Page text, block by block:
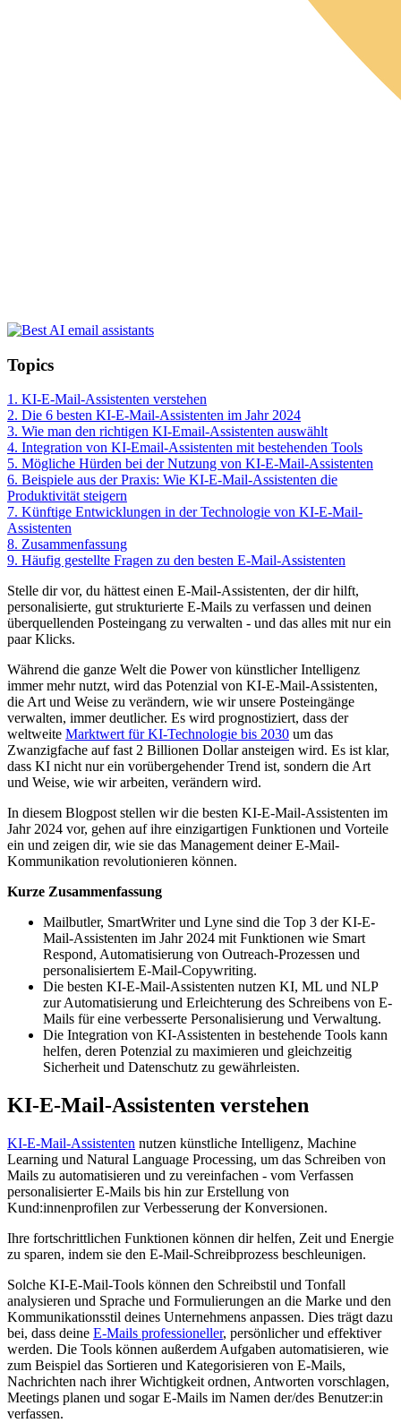
Topics
1. KI-E-Mail-Assistenten verstehen
2. Die 6 besten KI-E-Mail-Assistenten im Jahr 2024
3. Wie man den richtigen KI-Email-Assistenten auswählt
4. Integration von KI-Email-Assistenten mit bestehenden Tools
5. Mögliche Hürden bei der Nutzung von KI-E-Mail-Assistenten
6. Beispiele aus der Praxis: Wie KI-E-Mail-Assistenten die
Produktivität steigern
7. Künftige Entwicklungen in der Technologie von KI-E-Mail-
Assistenten
8. Zusammenfassung
9. Häufig gestellte Fragen zu den besten E-Mail-Assistenten
Stelle dir vor, du hättest einen E-Mail-Assistenten, der dir hilft,
personalisierte, gut strukturierte E-Mails zu verfassen und deinen
überquellenden Posteingang zu verwalten - und das alles mit nur ein
paar Klicks.
Während die ganze Welt die Power von künstlicher Intelligenz
immer mehr nutzt, wird das Potenzial von KI-E-Mail-Assistenten,
die Art und Weise zu verändern, wie wir unsere Posteingänge
verwalten, immer deutlicher. Es wird prognostiziert, dass der
weltweite Marktwert für KI-Technologie bis 2030 um das
Zwanzigfache auf fast 2 Billionen Dollar ansteigen wird. Es ist klar,
dass KI nicht nur ein vorübergehender Trend ist, sondern die Art
und Weise, wie wir arbeiten, verändern wird.
In diesem Blogpost stellen wir die besten KI-E-Mail-Assistenten im
Jahr 2024 vor, gehen auf ihre einzigartigen Funktionen und Vorteile
ein und zeigen dir, wie sie das Management deiner E-Mail-
Kommunikation revolutionieren können.
Kurze Zusammenfassung
Mailbutler, SmartWriter und Lyne sind die Top 3 der KI-E-
Mail-Assistenten im Jahr 2024 mit Funktionen wie Smart
Respond, Automatisierung von Outreach-Prozessen und
personalisiertem E-Mail-Copywriting.
Die besten KI-E-Mail-Assistenten nutzen KI, ML und NLP
zur Automatisierung und Erleichterung des Schreibens von E-
Mails für eine verbesserte Personalisierung und Verwaltung.
Die Integration von KI-Assistenten in bestehende Tools kann
helfen, deren Potenzial zu maximieren und gleichzeitig
Sicherheit und Datenschutz zu gewährleisten.
KI-E-Mail-Assistenten verstehen
KI-E-Mail-Assistenten nutzen künstliche Intelligenz, Machine
Learning und Natural Language Processing, um das Schreiben von
Mails zu automatisieren und zu vereinfachen - vom Verfassen
personalisierter E-Mails bis hin zur Erstellung von
Kund:innenprofilen zur Verbesserung der Konversionen.
Ihre fortschrittlichen Funktionen können dir helfen, Zeit und Energie
zu sparen, indem sie den E-Mail-Schreibprozess beschleunigen.
Solche KI-E-Mail-Tools können den Schreibstil und Tonfall
analysieren und Sprache und Formulierungen an die Marke und den
Kommunikationsstil deines Unternehmens anpassen. Dies trägt dazu
bei, dass deine E-Mails professioneller, persönlicher und effektiver
werden. Die Tools können außerdem Aufgaben automatisieren, wie
zum Beispiel das Sortieren und Kategorisieren von E-Mails,
Nachrichten nach ihrer Wichtigkeit ordnen, Antworten vorschlagen,
Meetings planen und sogar E-Mails im Namen der/des Benutzer:in
verfassen.